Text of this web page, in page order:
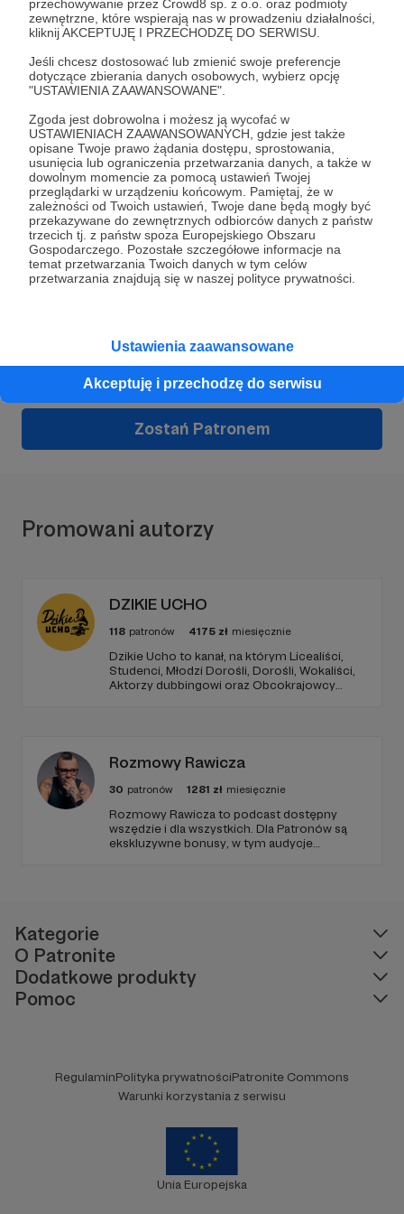
przechowywanie przez Crowd8 sp. z o.o. oraz podmioty
zewnętrzne, które wspierają nas w prowadzeniu działalności,
kliknij AKCEPTUJĘ I PRZECHODZĘ DO SERWISU.
Jeśli chcesz dostosować lub zmienić swoje preferencje
dotyczące zbierania danych osobowych, wybierz opcję
"USTAWIENIA ZAAWANSOWANE".
Zgoda jest dobrowolna i możesz ją wycofać w
USTAWIENIACH ZAAWANSOWANYCH, gdzie jest także
opisane Twoje prawo żądania dostępu, sprostowania,
usunięcia lub ograniczenia przetwarzania danych, a także w
dowolnym momencie za pomocą ustawień Twojej
przeglądarki w urządzeniu końcowym. Pamiętaj, że w
zależności od Twoich ustawień, Twoje dane będą mogły być
przekazywane do zewnętrznych odbiorców danych z państw
trzecich tj. z państw spoza Europejskiego Obszaru
Gospodarczego. Pozostałe szczegółowe informacje na
temat przetwarzania Twoich danych w tym celów
przetwarzania znajdują się w naszej polityce prywatności.
Ustawienia zaawansowane
Akceptuję i przechodzę do serwisu
Playlista od Kasi Pruchnickiej
Gra Zespołowa już za chwilę do odsłuchania w
podcastach, a tu muzyczny bonus od Katarzyny
Pruchnickiej - specjalnie dla Patronów :-)
playlista Katarzyna Pruchnicka
Zostań Patronem
Promowani autorzy
DZIKIE UCHO
118 patronów 4175 zł miesięcznie
Dzikie Ucho to kanał, na którym Licealiści,
Studenci, Młodzi Dorośli, Dorośli, Wokaliści,
Aktorzy dubbingowi oraz Obcokrajowcy
Rozmowy Rawicza
30 patronów 1281 zł miesięcznie
Rozmowy Rawicza to podcast dostępny
wszędzie i dla wszystkich. Dla Patronów są
ekskluzywne bonusy, w tym audycje
Kategorie
O Patronite
Dodatkowe produkty
Pomoc
RegulaminPolityka prywatnościPatronite Commons
Warunki korzystania z serwisu
Unia Europejska